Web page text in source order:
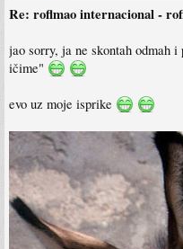
Re: roflmao internacional -
jao sorry, ja ne skontah odmah
ičime"
evo uz moje isprike